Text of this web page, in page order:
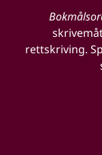
rettskriving.